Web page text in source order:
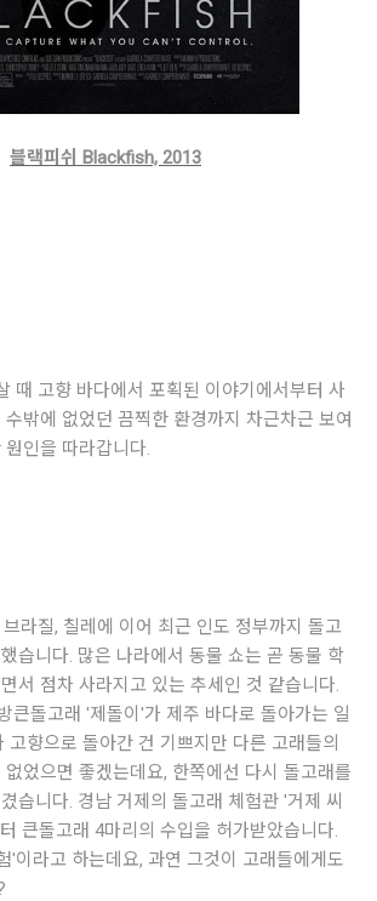
블랙피쉬 Blackfish, 2013
때 고향 바다에서 포획된 이야기에서부터 사
밖에 없었던 끔찍한 환경까지 차근차근 보여
인을 따라갑니다.
라질, 칠레에 이어 최근 인도 정부까지 돌고
습니다. 많은 나라에서 동물 쇼는 곧 동물 학
서 점차 사라지고 있는 추세인 것 같습니다.
큰돌고래 '제돌이'가 제주 바다로 돌아가는 일
고향으로 돌아간 건 기쁘지만 다른 고래들의
었으면 좋겠는데요, 한쪽에선 다시 돌고래를
습니다. 경남 거제의 돌고래 체험관 '거제 씨
큰돌고래 4마리의 수입을 허가받았습니다.
'이라고 하는데요, 과연 그것이 고래들에게도